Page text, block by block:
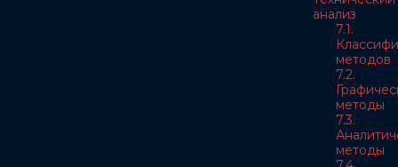
анализ
7.1.
методов
7.2.
методы
7.3.
методы